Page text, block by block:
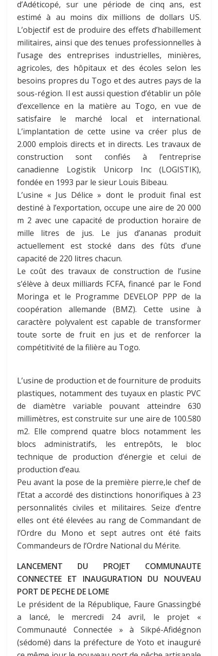
d’Adéticopé, sur une période de cinq ans, est
estimé à au moins dix millions de dollars US.
L’objectif est de produire des effets d’habillement
militaires, ainsi que des tenues professionnelles à
l’usage des entreprises industrielles, minières,
agricoles, des hôpitaux et des écoles selon les
besoins propres du Togo et des autres pays de la
sous-région. Il est aussi question d’établir un pôle
d’excellence en la matière au Togo, en vue de
satisfaire le marché local et international.
L’implantation de cette usine va créer plus de
2.000 emplois directs et in directs. Les travaux de
construction sont confiés à l’entreprise
canadienne Logistik Unicorp Inc (LOGISTIK),
fondée en 1993 par le sieur Louis Bibeau.
L’usine « Jus Délice » dont le produit final est
destiné à l’exportation, occupe une aire de 20 000
m 2 avec une capacité de production horaire de
mille litres de jus. Le jus d’ananas produit
actuellement est stocké dans des fûts d’une
capacité de 220 litres chacun.
Le coût des travaux de construction de l’usine
s’élève à deux milliards FCFA, financé par le Fond
Moringa et le Programme DEVELOP PPP de la
coopération allemande (BMZ). Cette usine à
caractère polyvalent est capable de transformer
toute sorte de fruit en jus et de renforcer la
compétitivité de la filière au Togo.
L’usine de production et de fourniture de produits
plastiques, notamment des tuyaux en plastic PVC
de diamètre variable pouvant atteindre 630
millimètres, est construite sur une aire de 100.580
m2. Elle comprend quatre blocs notamment les
blocs administratifs, les entrepôts, le bloc
technique de production d’énergie et celui de
production d’eau.
Peu avant la pose de la première pierre,le chef de
l’Etat a accordé des distinctions honorifiques à 23
personnalités civiles et militaires. Seize d’entre
elles ont été élevées au rang de Commandant de
l’Ordre du Mono et sept autres ont été faits
Commandeurs de l’Ordre National du Mérite.
LANCEMENT DU PROJET COMMUNAUTE
CONNECTEE ET INAUGURATION DU NOUVEAU
PORT DE PECHE DE LOME
Le président de la République, Faure Gnassingbé
a lancé, le mercredi 24 avril, le projet «
Communauté Connectée » à Sikpé-Afidégnon
(sédomé) dans la préfecture de Yoto et inauguré